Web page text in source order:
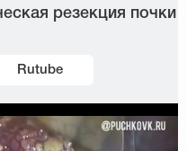
резекция почки
Rutube